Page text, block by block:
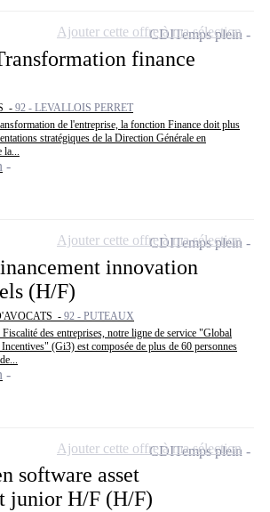
finance
- 92 - LEVALLOIS PERRET
de l'entreprise, la fonction Finance doit plus
stratégiques de la Direction Générale en
CDITemps plein
Ajouter cette offre à ma sélection
innovation
(H/F)
- 92 - PUTEAUX
des entreprises, notre ligne de service "Global
(Gi3) est composée de plus de 60 personnes
CDITemps plein
Ajouter cette offre à ma sélection
software asset
junior H/F (H/F)
CDITemps plein
Ajouter cette offre à ma sélection